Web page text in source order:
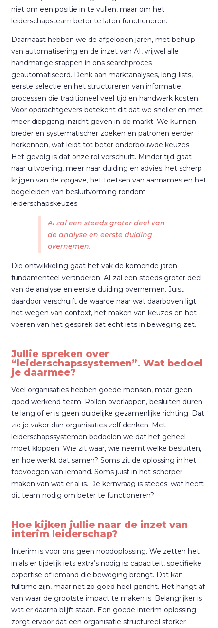
niet om een positie in te vullen, maar om het
leiderschapsteam beter te laten functioneren.
Daarnaast hebben we de afgelopen jaren, met behulp
van automatisering en de inzet van AI, vrijwel alle
handmatige stappen in ons searchproces
geautomatiseerd. Denk aan marktanalyses, long-lists,
eerste selectie en het structureren van informatie;
processen die traditioneel veel tijd en handwerk kosten.
Voor opdrachtgevers betekent dit dat we sneller en met
meer diepgang inzicht geven in de markt. We kunnen
breder en systematischer zoeken en patronen eerder
herkennen, wat leidt tot beter onderbouwde keuzes.
Het gevolg is dat onze rol verschuift. Minder tijd gaat
naar uitvoering, meer naar duiding en advies: het scherp
krijgen van de opgave, het toetsen van aannames en het
begeleiden van besluitvorming rondom
leiderschapskeuzes.
AI zal een steeds groter deel van
de analyse en eerste duiding
overnemen.
Die ontwikkeling gaat het vak de komende jaren
fundamenteel veranderen. AI zal een steeds groter deel
van de analyse en eerste duiding overnemen. Juist
daardoor verschuift de waarde naar wat daarboven ligt:
het wegen van context, het maken van keuzes en het
voeren van het gesprek dat echt iets in beweging zet.
Jullie spreken over
“leiderschapssystemen”. Wat bedoel
je daarmee?
Veel organisaties hebben goede mensen, maar geen
goed werkend team. Rollen overlappen, besluiten duren
te lang of er is geen duidelijke gezamenlijke richting. Dat
zie je vaker dan organisaties zelf denken. Met
leiderschapssystemen bedoelen we dat het geheel
moet kloppen. Wie zit waar, wie neemt welke besluiten,
en hoe werkt dat samen? Soms zit de oplossing in het
toevoegen van iemand. Soms juist in het scherper
maken van wat er al is. De kernvraag is steeds: wat heeft
dit team nodig om beter te functioneren?
Hoe kijken jullie naar de inzet van
interim leiderschap?
Interim is voor ons geen noodoplossing. We zetten het
in als er tijdelijk iets extra’s nodig is: capaciteit, specifieke
expertise of iemand die beweging brengt. Dat kan
fulltime zijn, maar net zo goed heel gericht. Het hangt af
van waar de grootste impact te maken is. Belangrijker is
wat er daarna blijft staan. Een goede interim-oplossing
zorgt ervoor dat een organisatie structureel sterker